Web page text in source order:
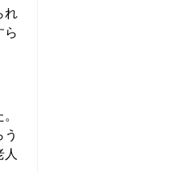
れ
ら